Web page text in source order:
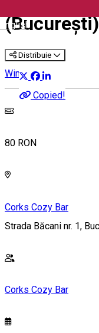
English
(București)
Distribuie
Copied!
Wine Tasting
80 RON
Corks Cozy Bar
Strada Băcani nr. 1,
Corks Cozy Bar